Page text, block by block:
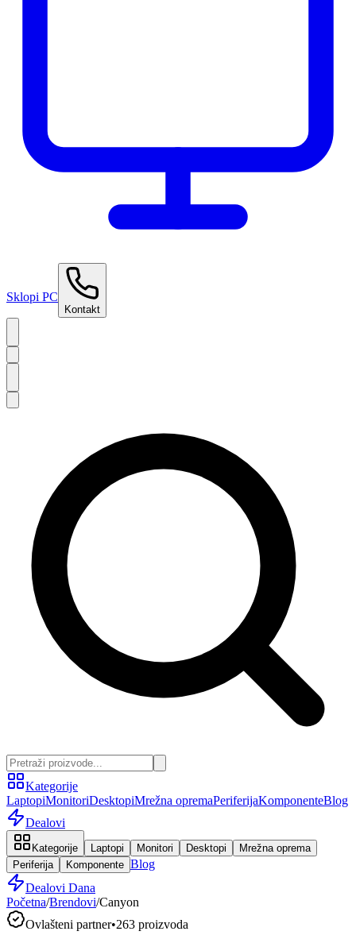
Sklopi PC
Kontakt
Kategorije
LaptopiMonitoriDesktopiMrežna opremaPeriferijaKomponenteBlog
Dealovi
Kategorije Laptopi Monitori Desktopi
Mrežna oprema
Periferija
Komponente Blog
Dealovi Dana
Početna/Brendovi/Canyon
Ovlašteni partner•263 proizvoda